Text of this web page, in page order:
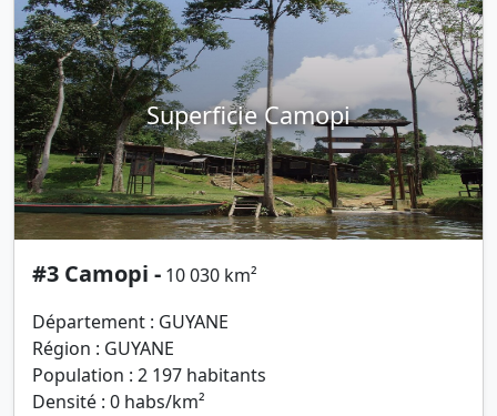
Superficie Camopi
#3 Camopi - 10 030 km²
Département : GUYANE
Région : GUYANE
Population : 2 197 habitants
Densité : 0 habs/km²